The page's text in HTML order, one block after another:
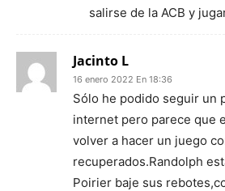
salirse de la ACB y
Jacinto L
16 enero 2022 En 18:36
Sólo he podido seguir un
internet pero parece que
volver a hacer un juego
recuperados.Randolph
Poirier baje sus